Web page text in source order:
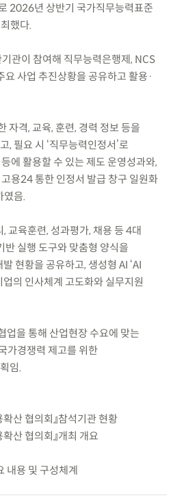
2026년 상반기 국가직무능력표준
했다.
관이 참여해 직무능력은행제, NCS
요 사업 추진상황을 공유하고 활용·
자격, 교육, 훈련, 경력 정보 등을
, 필요 시 ‘직무능력인정서’로
에 활용할 수 있는 제도 운영성과와,
용24 통한 인정서 발급 창구 일원화
였음.
교육훈련, 성과평가, 채용 등 4대
반 실행 도구와 맞춤형 양식을
현황을 공유하고, 생성형 AI ‘AI
의 인사체계 고도화와 실무지원
업을 통해 산업현장 수요에 맞는
가경쟁력 제고를 위한
임.
산 협의회』참석기관 현황
산 협의회』개최 개요
내용 및 구성체계